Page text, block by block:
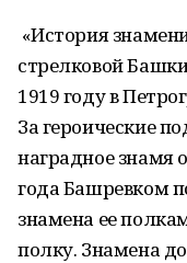
«История
стрелковой
1919 году в
За героические
наградное знамя
года Башревком
знамена ее
полку. Знамена